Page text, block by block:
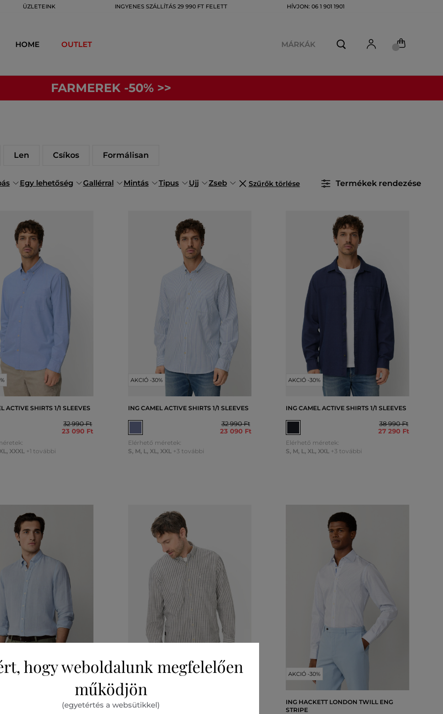
ÜZLETEINK INGYENES SZÁLLÍTÁS 29 990 FT FELETT HÍVJON: 06 1 901 1901
HOME OUTLET MÁRKÁK
FARMEREK -50% >>
Len Csíkos Formálisan
Egy lehetőség Gallérral Mintás Tipus Ujj Zseb Szűrők törlése Termékek rendezése
ACTIVE SHIRTS 1/1 SLEEVES
32 990 Ft
23 090 Ft
, XXXL +1 további
AKCIÓ -30%
ING CAMEL ACTIVE SHIRTS 1/1 SLEEVES
32 990 Ft
23 090 Ft
Elérhető méretek:
S, M, L, XL, XXL +3 további
AKCIÓ -30%
ING CAMEL ACTIVE SHIRTS 1/1 SLEEVES
38 990 Ft
27 290 Ft
Elérhető méretek:
S, M, L, XL, XXL +3 további
LONDON ESS GMD LINEN
AKCIÓ -30%
ING CAMEL ACTIVE SHIRTS 1/1 SLEEVES
AKCIÓ -30%
ING HACKETT LONDON TWILL ENG
STRIPE
hogy weboldalunk megfelelően
működjön
(egyetértés a websütikkel)